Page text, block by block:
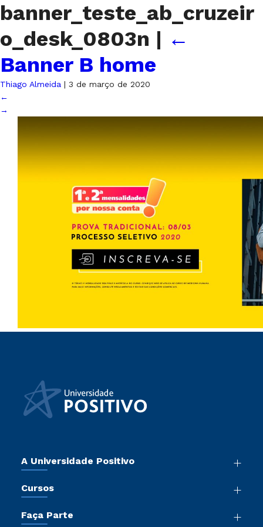
banner_teste_ab_cruzeir
o_desk_0803n | ←
Banner B home
Thiago Almeida | 3 de março de 2020
←
→
A Universidade Positivo
Sala de Imprensa
Cursos
Pós-Graduação
Faça Parte